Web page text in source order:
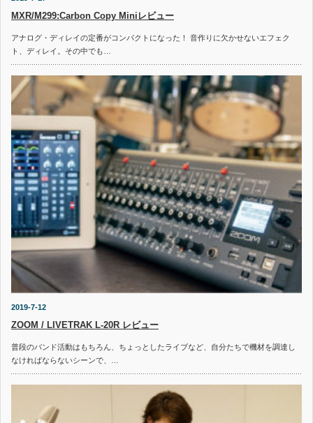
MXR/M299:Carbon Copy Miniレビュー
アナログ・ディレイの定番がコンパクトになった！ 音作りに欠かせないエフェク
ト、ディレイ。その中でも…
2019-7-12
ZOOM / LIVETRAK L-20R レビュー
普段のバンド活動はもちろん、ちょっとしたライブなど、自分たちで機材を調達し
なければならないシーンで、…